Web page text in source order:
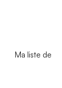
Ma liste de